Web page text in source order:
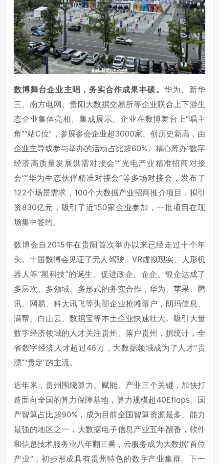
数博舞台企业主唱，务实合作成果丰硕。 华为、新华
三、南方电网、贵阳大数据交易所等企业联合上下游生
态企业集体亮相、集成展示。企业在数博舞台上“唱主
角”“站C位”，参展参会企业超3000家、创历史新高，由
企业主导或参与举办的活动占比超60%。精心筹办“数字
经济高质量发展供需对接会”“光电产业精准招商对接
会”“华为生态伙伴精准对接会”等多场对接会，发布了
122个场景需求，100个大数据产业招商推介项目，拟引
资830亿元，吸引了近150家企业参加，一批项目在现
场集中签约。
数博会自2015年在贵阳首次举办以来已经走过十个年
头。十届数博会见证了无人驾驶、VR虚拟现实、人形机
器人等“黑科技”的诞生。促进政企、企企、银企达成了
多层次、多领域、多形式的务实合作，华为、苹果、腾
讯、网易、科大讯飞等头部企业抢滩落户，朗玛信息、
满帮、白山云、数据宝等本土企业快速壮大。吸引大量
数字经济领域的人才关注贵州、落户贵州，据统计，全
省数字经济人才超过46万，大数据领域成为了人才“贵
漂”“贵定”的主流。
近年来，贵州围绕算力、赋能、产业三个关键，加快打
造面向全国的算力保障基地，算力规模超40Eflops、国
产智算占比超90%，成为目前全国智算资源最多、能力
最强的地区之一，大数据电子信息产业五年翻番，软件
和信息技术服务业八年翻三番，云服务成为大数据“首位
产业”，初步形成具有贵州特色的数字产业集群。下一